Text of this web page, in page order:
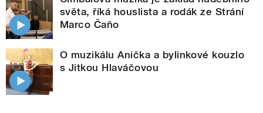
světa, říká houslista a rodák ze Strání
Marco Čaňo
O muzikálu Anička a bylinkové kouzlo
s Jitkou Hlaváčovou